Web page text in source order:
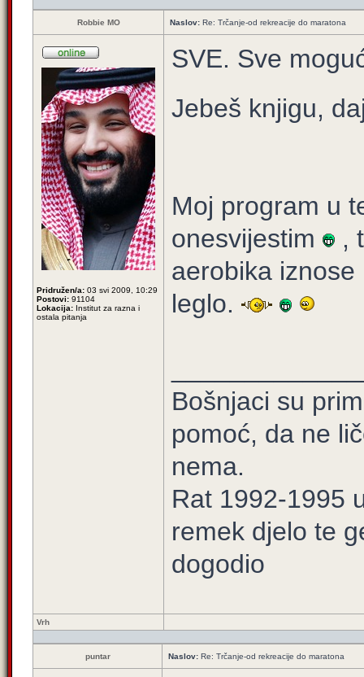
Robbie MO Naslov: Re: Trčanje-od rekreacije do maratona
Pridružen/a: 03 svi 2009, 10:29
Postovi: 91104
Lokacija: Institut za razna i
ostala pitanja
SVE. Sve
Jebeš knjigu,
Moj program u
onesvijestim
,
aerobika
leglo.
Bošnjaci su
pomoć, da ne
nema.
Rat 1992-1995
remek djelo te
dogodio
Vrh
puntar Naslov: Re: Trčanje-od rekreacije do maratona